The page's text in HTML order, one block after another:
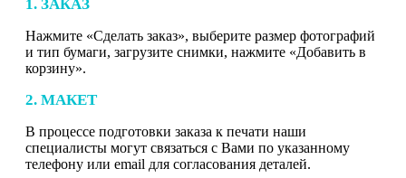
1. ЗАКАЗ
Нажмите «Сделать заказ», выберите размер фотографий
и тип бумаги, загрузите снимки, нажмите «Добавить в
корзину».
2. МАКЕТ
В процессе подготовки заказа к печати наши
специалисты могут связаться с Вами по указанному
телефону или email для согласования деталей.